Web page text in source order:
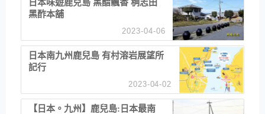
日本味遊鹿兒島 黑醋飄香 桷志田
黑酢本舖
2023-04-06
日本南九州鹿兒島 有村溶岩展望所
記行
2023-04-02
【日本。九州】鹿兒島:日本最南